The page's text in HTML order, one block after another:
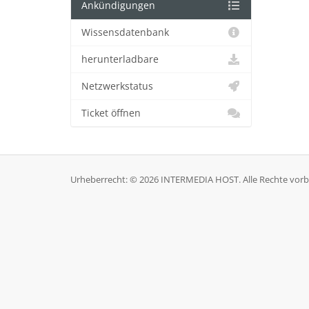
Ankündigungen
Wissensdatenbank
herunterladbare
Netzwerkstatus
Ticket öffnen
Urheberrecht: © 2026 INTERMEDIA HOST. Alle Rechte